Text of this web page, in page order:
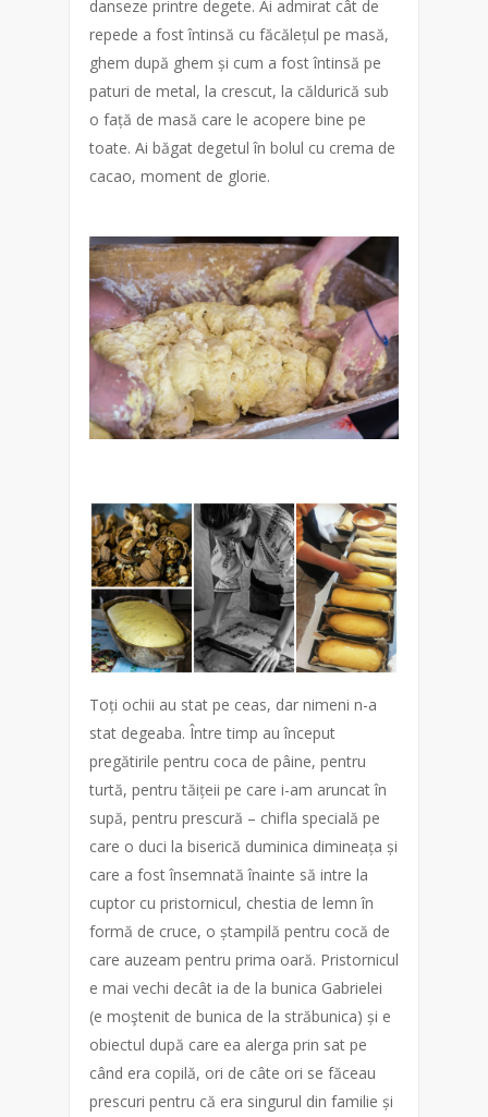
danseze printre degete. Ai admirat cât de
repede a fost întinsă cu făcălețul pe masă,
ghem după ghem și cum a fost întinsă pe
paturi de metal, la crescut, la căldurică sub
o față de masă care le acopere bine pe
toate. Ai băgat degetul în bolul cu crema de
cacao, moment de glorie.
Toți ochii au stat pe ceas, dar nimeni n-a
stat degeaba. Între timp au început
pregătirile pentru coca de pâine, pentru
turtă, pentru tăițeii pe care i-am aruncat în
supă, pentru prescură – chifla specială pe
care o duci la biserică duminica dimineața și
care a fost însemnată înainte să intre la
cuptor cu pristornicul, chestia de lemn în
formă de cruce, o ștampilă pentru cocă de
care auzeam pentru prima oară. Pristornicul
e mai vechi decât ia de la bunica Gabrielei
(e moştenit de bunica de la străbunica) și e
obiectul după care ea alerga prin sat pe
când era copilă, ori de câte ori se făceau
prescuri pentru că era singurul din familie și